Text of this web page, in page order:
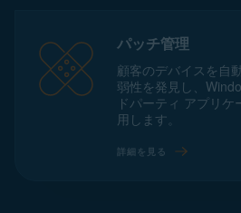
パッチ管理
顧客のデバイスを自
弱性を発見し、
ドパーティ アプリ
用します。
詳細を見る